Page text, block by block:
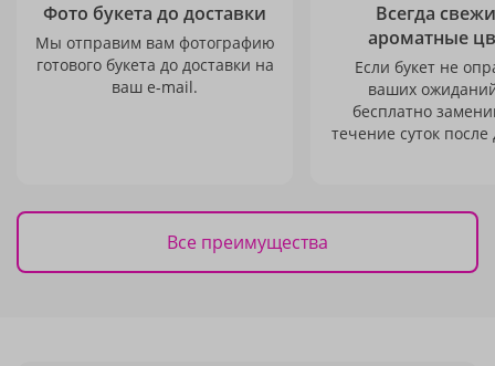
Фото букета до доставки
Мы отправим вам фотографию
готового букета до доставки на
ваш e-mail.
Всегда
ароматные
Если букет не
ваших
бесплатно
течение суток после
Все преимущества